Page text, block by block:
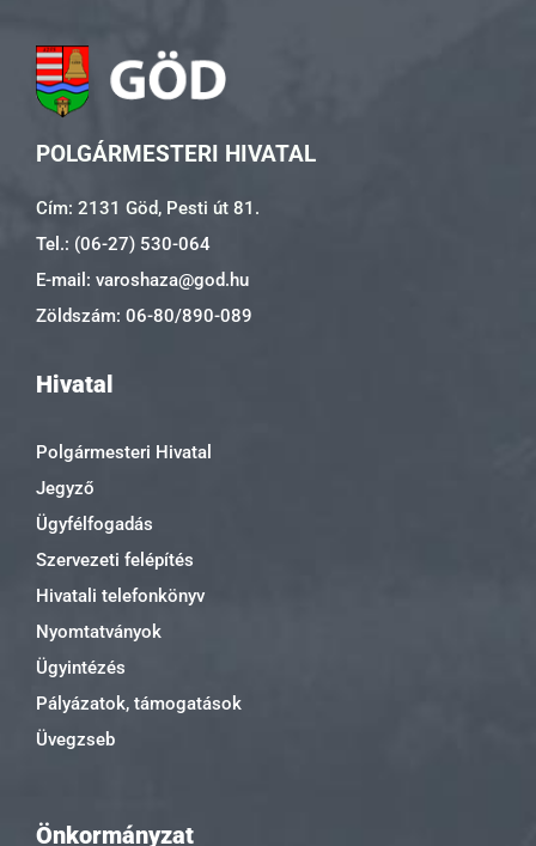
POLGÁRMESTERI HIVATAL
Cím: 2131 Göd, Pesti út 81.
Tel.: (06-27) 530-064
E-mail: varoshaza@god.hu
Zöldszám: 06-80/890-089
Hivatal
Polgármesteri Hivatal
Jegyző
Ügyfélfogadás
Szervezeti felépítés
Hivatali telefonkönyv
Nyomtatványok
Ügyintézés
Pályázatok, támogatások
Üvegzseb
Önkormányzat